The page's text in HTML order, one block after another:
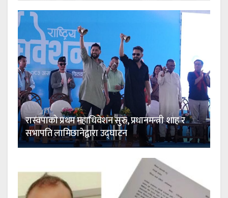
रास्वपाको प्रथम महाधिवेशन सुरु, प्रधानमन्त्री शाह र
सभापति लामिछानेद्वारा उद्घाटन